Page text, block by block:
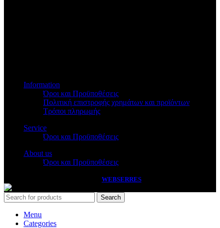
Information
Όροι και Προϋποθέσεις
Πολιτική επιστροφής χρημάτων και προϊόντων
Τρόποι πληρωμής
Service
Όροι και Προϋποθέσεις
About us
Όροι και Προϋποθέσεις
WEBSERRES
Search
Menu
Categories